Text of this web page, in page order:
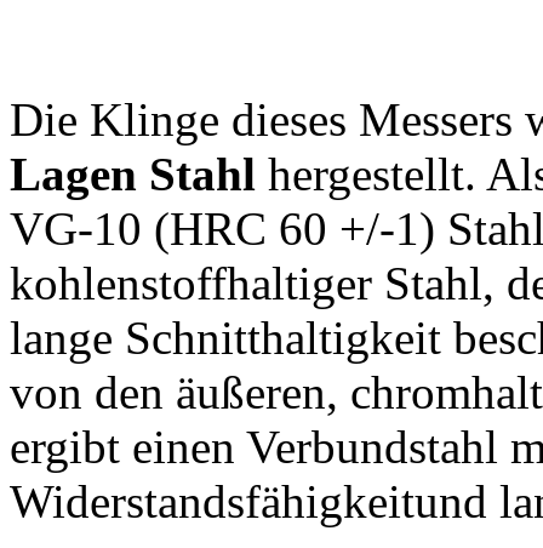
Die Klinge dieses Messers
Lagen Stahl hergestellt.
VG-10 (HRC 60 +/-1)
kohlenstoffhaltiger Stahl,
lange Schnitthaltigkeit
von den äußeren,
ergibt einen Verbundstahl
Widerstandsfähigkeitund